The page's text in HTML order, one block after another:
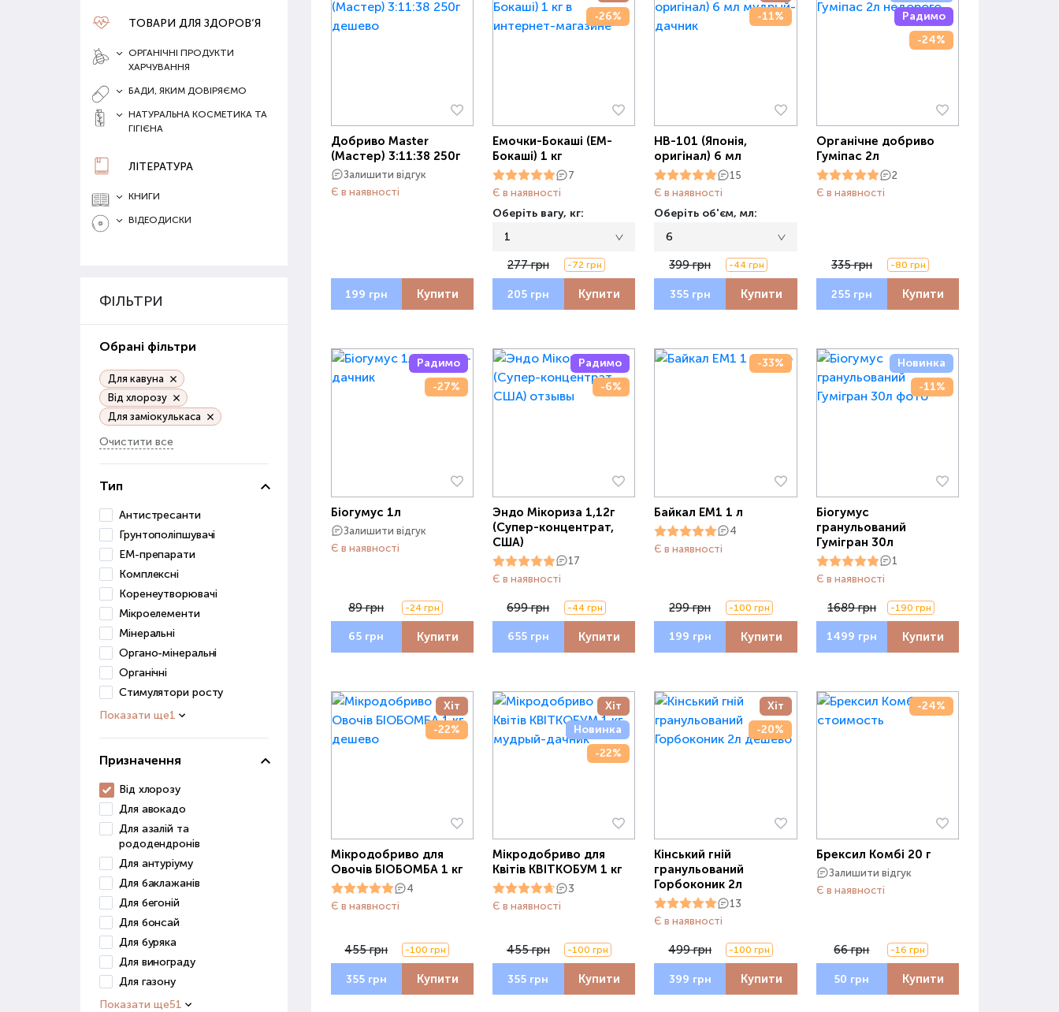
ТОВАРИ ДЛЯ ЗДОРОВ‘Я
ОРГАНІЧНІ ПРОДУКТИ
ХАРЧУВАННЯ
БАДИ, ЯКИМ ДОВІРЯЄМО
НАТУРАЛЬНА КОСМЕТИКА ТА
ГІГІЄНА
ЛІТЕРАТУРА
КНИГИ
ВІДЕОДИСКИ
ФІЛЬТРИ
Обрані фільтри
Для кавуна
Від хлорозу
Для заміокулькаса
Очистити все
Тип
Антистресанти
Грунтополіпшувачі
ЕМ-препарати
Комплексні
Коренеутворювачі
Мікроелементи
Мінеральні
Органо-мінеральні
Органічні
Стимулятори росту
Показати ще1
Призначення
Від хлорозу
Для авокадо
Для азалій та
рододендронів
Для антуріуму
Для баклажанів
Для бегоній
Для бонсай
Для буряка
Для винограду
Для газону
Показати ще51
Добриво Master
(Мастер) 3:11:38 250г
Залишити відгук
Є в наявності
199 грн Купити
-26%
Емочки-Бокаші (ЕМ-
Бокаші) 1 кг
7
Є в наявності
Оберіть вагу, кг:
1
277 грн -72 грн
205 грн Купити
-11%
НВ-101 (Японія,
оригінал) 6 мл
15
Є в наявності
Оберіть об'єм, мл:
6
399 грн -44 грн
355 грн Купити
Радимо
-24%
Органічне добриво
Гуміпас 2л
2
Є в наявності
335 грн -80 грн
255 грн Купити
Радимо
-27%
Біогумус 1л
Залишити відгук
Є в наявності
89 грн -24 грн
65 грн Купити
Радимо
-6%
Эндо Мікориза 1,12г
(Супер-концентрат,
США)
17
Є в наявності
699 грн -44 грн
655 грн Купити
-33%
Байкал ЕМ1 1 л
4
Є в наявності
299 грн -100 грн
199 грн Купити
Новинка
-11%
Біогумус
гранульований
Гумігран 30л
1
Є в наявності
1689 грн -190 грн
1499 грн Купити
Хіт
-22%
Мікродобриво для
Овочів БІОБОМБА 1 кг
4
Є в наявності
455 грн -100 грн
355 грн Купити
Хіт
Новинка
-22%
Мікродобриво для
Квітів КВІТКОБУМ 1 кг
3
Є в наявності
455 грн -100 грн
355 грн Купити
Хіт
-20%
Кінський гній
гранульований
Горбоконик 2л
13
Є в наявності
499 грн -100 грн
399 грн Купити
-24%
Брексил Комбі 20 г
Залишити відгук
Є в наявності
66 грн -16 грн
50 грн Купити